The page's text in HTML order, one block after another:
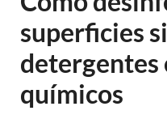
superficies
detergentes
químicos